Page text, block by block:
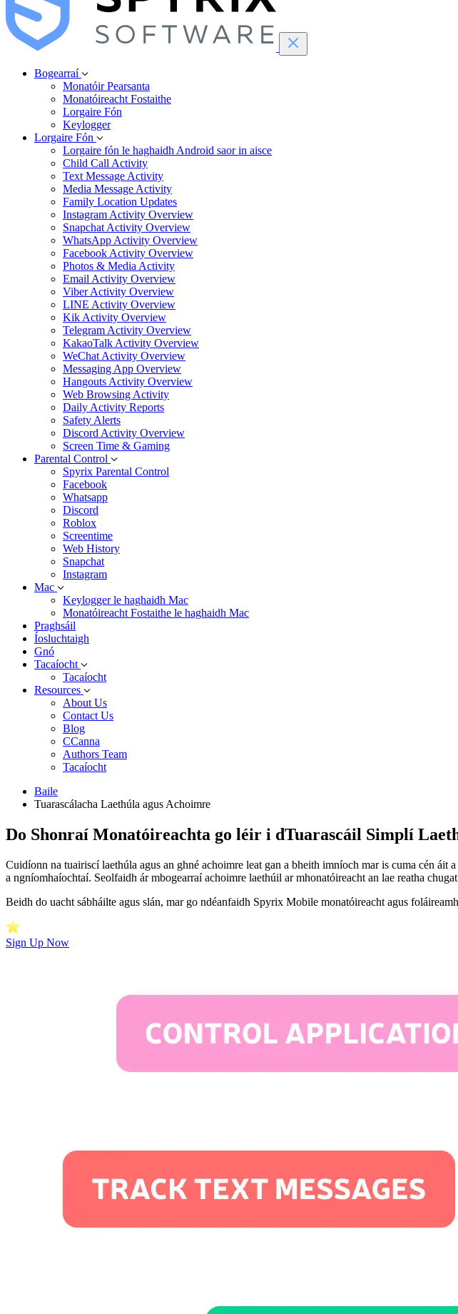
Bogearraí
Monatóir Pearsanta
Monatóireacht Fostaithe
Lorgaire Fón
Keylogger
Lorgaire Fón
Lorgaire fón le haghaidh Android saor in aisce
Child Call Activity
Text Message Activity
Media Message Activity
Family Location Updates
Instagram Activity Overview
Snapchat Activity Overview
WhatsApp Activity Overview
Facebook Activity Overview
Photos & Media Activity
Email Activity Overview
Viber Activity Overview
LINE Activity Overview
Kik Activity Overview
Telegram Activity Overview
KakaoTalk Activity Overview
WeChat Activity Overview
Messaging App Overview
Hangouts Activity Overview
Web Browsing Activity
Daily Activity Reports
Safety Alerts
Discord Activity Overview
Screen Time & Gaming
Parental Control
Spyrix Parental Control
Facebook
Whatsapp
Discord
Roblox
Screentime
Web History
Snapchat
Instagram
Mac
Keylogger le haghaidh Mac
Monatóireacht Fostaithe le haghaidh Mac
Praghsáil
Íosluchtaigh
Gnó
Tacaíocht
Tacaíocht
Resources
About Us
Contact Us
Blog
CCanna
Authors Team
Tacaíocht
Baile
Tuarascálacha Laethúla agus Achoimre
Do Shonraí Monatóireachta go léir i dTuarascáil Simplí
Cuidíonn na tuairiscí laethúla agus an ghné achoimre leat gan a bheith imníoch mar is cuma cén
a ngníomhaíochtaí. Seolfaidh ár mbogearraí achoimre laethúil ar mhonatóireacht an lae reatha
Beidh do uacht sábháilte agus slán, mar go ndéanfaidh Spyrix Mobile monatóireacht agus
Sign Up Now